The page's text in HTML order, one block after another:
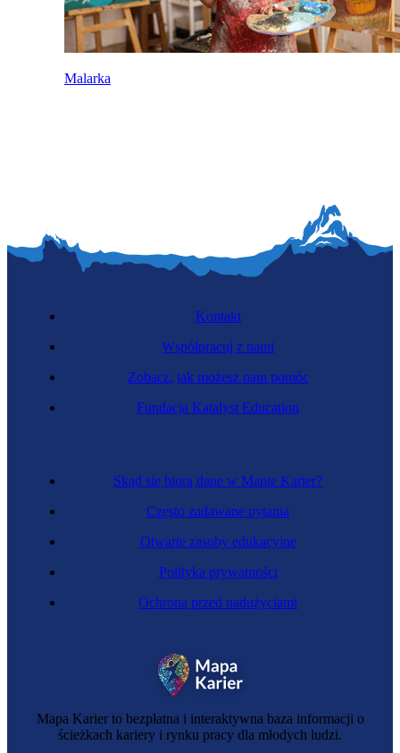
Malarka
Mapa Karier to bezpłatna i interaktywna baza informacji o
ścieżkach kariery i rynku pracy dla młodych ludzi.
Skąd się biorą dane w Mapie Karier?
Często zadawane pytania
Otwarte zasoby edukacyjne
Polityka prywatności
Ochrona przed nadużyciami
Kontakt
Współpracuj z nami
Zobacz, jak możesz nam pomóc
Fundacja Katalyst Education